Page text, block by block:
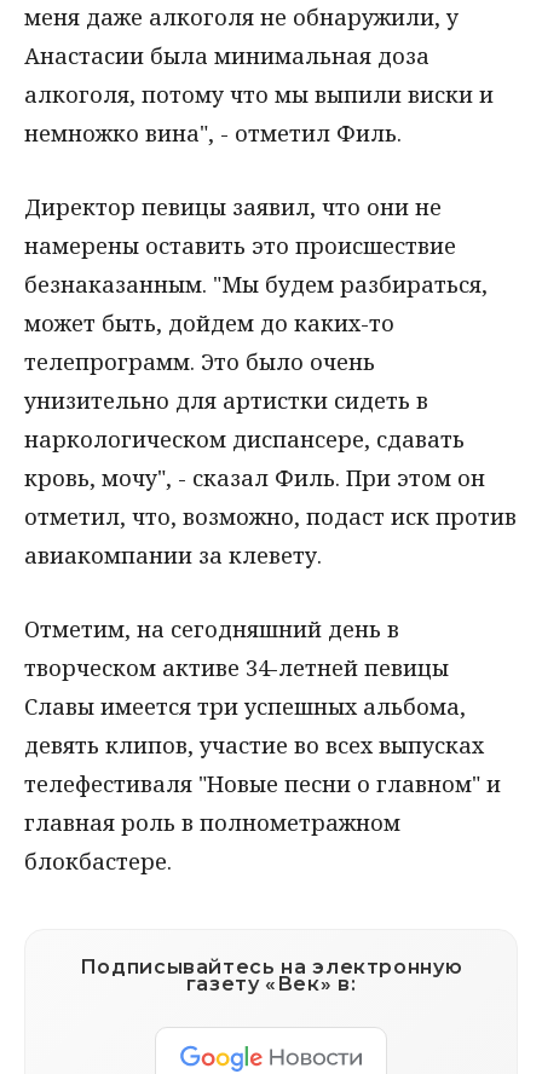
меня даже алкоголя не обнаружили, у
Анастасии была минимальная доза
алкоголя, потому что мы выпили виски и
немножко вина", - отметил Филь.
Директор певицы заявил, что они не
намерены оставить это происшествие
безнаказанным. "Мы будем разбираться,
может быть, дойдем до каких-то
телепрограмм. Это было очень
унизительно для артистки сидеть в
наркологическом диспансере, сдавать
кровь, мочу", - сказал Филь. При этом он
отметил, что, возможно, подаст иск против
авиакомпании за клевету.
Отметим, на сегодняшний день в
творческом активе 34-летней певицы
Славы имеется три успешных альбома,
девять клипов, участие во всех выпусках
телефестиваля "Новые песни о главном" и
главная роль в полнометражном
блокбастере.
Подписывайтесь на электронную
газету «Век» в: